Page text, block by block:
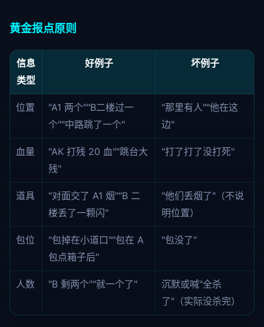
黄金报点原则
信息
类型
好例子 坏例子
位置
"A1 两个""B二楼过一
个""中路跳了一个"
"那里有人""他在这
边"
血量
"AK 打残 20 血""跳台大
残"
"打了打了没打死"
道具
"对面交了 A1 烟""B 二
楼丢了一颗闪"
"他们丢烟了"（不说
明位置）
包位
"包掉在小道口""包在 A
包点箱子后"
"包没了"
人数 "B 剩两个""就一个了"
沉默或喊"全杀
了"（实际没杀完）